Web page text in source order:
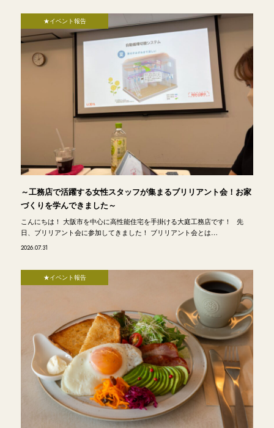
★イベント報告
～工務店で活躍する女性スタッフが集まるブリリアント会！お家
づくりを学んできました～
こんにちは！ 大阪市を中心に高性能住宅を手掛ける大庭工務店です！ 先
日、ブリリアント会に参加してきました！ ブリリアント会とは…
2026.07.31
★イベント報告